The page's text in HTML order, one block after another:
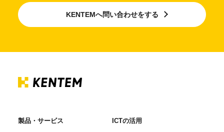
KENTEMへ問い合わせをする
製品・サービス ICTの活用